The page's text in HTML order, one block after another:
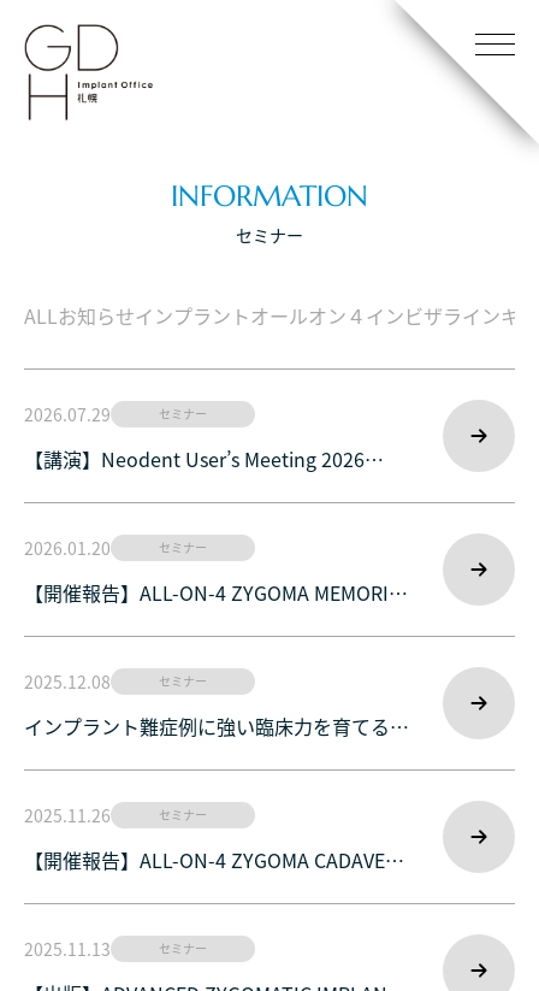
INFORMATION
セミナー
ALLお知らせインプラントオールオン４ インビザラインキ
2026.07.29 セミナー
【講演】Neodent User’s Meeting 2026
2026.01.20 セミナー
【開催報告】ALL-ON-4 ZYGOMA MEMORIAL
2025.12.08 セミナー
インプラント難症例に強い臨床力を育てる実
｜北海道・札幌
2025.11.26 セミナー
【開催報告】ALL-ON-4 ZYGOMA CADAVER
オフィス札幌
2025.11.13 セミナー